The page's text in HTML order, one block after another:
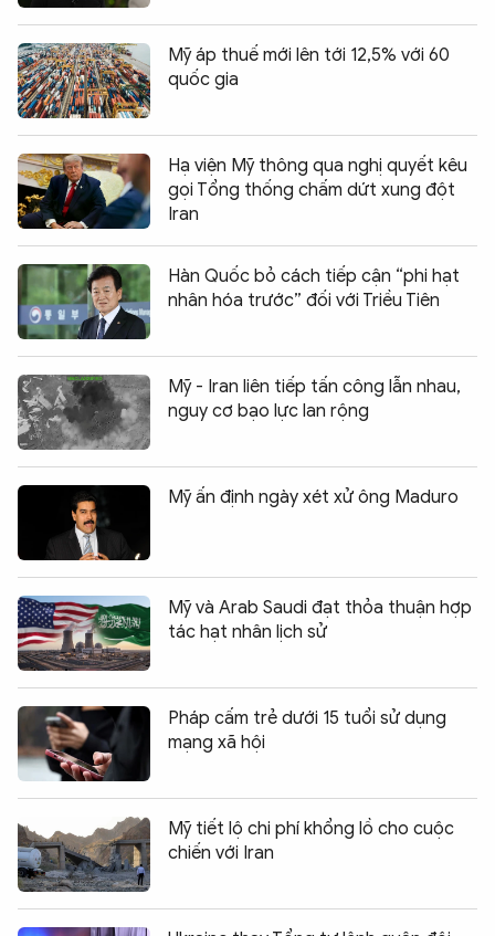
Mỹ áp thuế mới lên tới 12,5% với 60
quốc gia
Hạ viện Mỹ thông qua nghị quyết kêu
gọi Tổng thống chấm dứt xung đột
Iran
Hàn Quốc bỏ cách tiếp cận “phi hạt
nhân hóa trước” đối với Triều Tiên
Mỹ - Iran liên tiếp tấn công lẫn nhau,
nguy cơ bạo lực lan rộng
Mỹ ấn định ngày xét xử ông Maduro
Mỹ và Arab Saudi đạt thỏa thuận hợp
tác hạt nhân lịch sử
Pháp cấm trẻ dưới 15 tuổi sử dụng
mạng xã hội
Mỹ tiết lộ chi phí khổng lồ cho cuộc
chiến với Iran